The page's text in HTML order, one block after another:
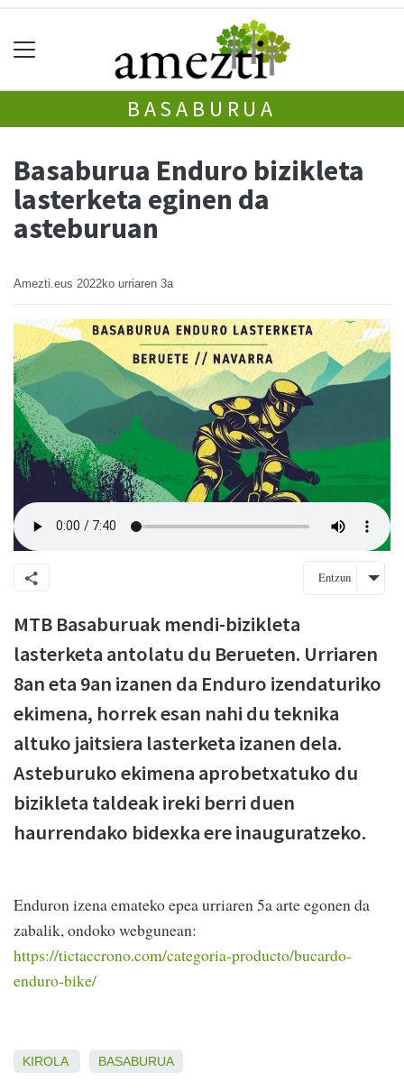
BASABURUA
Basaburua Enduro bizikleta
lasterketa eginen da
asteburuan
Amezti.eus 2022ko urriaren 3a
Entzun
MTB Basaburuak mendi-bizikleta
lasterketa antolatu du Berueten. Urriaren
8an eta 9an izanen da Enduro izendaturiko
ekimena, horrek esan nahi du teknika
altuko jaitsiera lasterketa izanen dela.
Asteburuko ekimena aprobetxatuko du
bizikleta taldeak ireki berri duen
haurrendako bidexka ere inauguratzeko.
Enduron izena emateko epea urriaren 5a arte egonen da
zabalik, ondoko webgunean:
https://tictaccrono.com/categoria-producto/bucardo-
enduro-bike/
KIROLA BASABURUA